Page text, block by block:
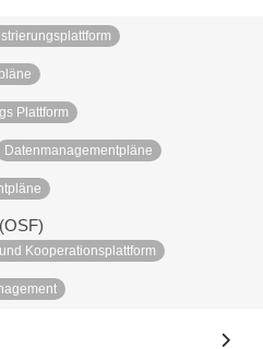
Plattform
Datenmanagementpläne
Kooperationsplattform